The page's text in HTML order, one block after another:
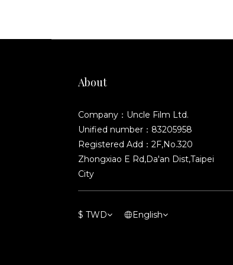
About
Company：Uncle Film Ltd.
Unified number：83205958
Registered Add：2F,No.320
Zhongxiao E Rd,Da'an Dist,Taipei
City
$ TWD English